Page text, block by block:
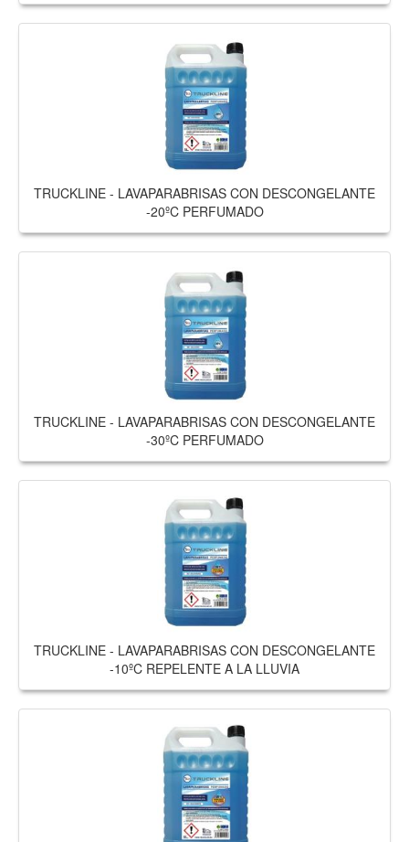
TRUCKLINE - LAVAPARABRISAS CON DESCONGELANTE
-20ºC PERFUMADO
TRUCKLINE - LAVAPARABRISAS CON DESCONGELANTE
-30ºC PERFUMADO
TRUCKLINE - LAVAPARABRISAS CON DESCONGELANTE
-10ºC REPELENTE A LA LLUVIA